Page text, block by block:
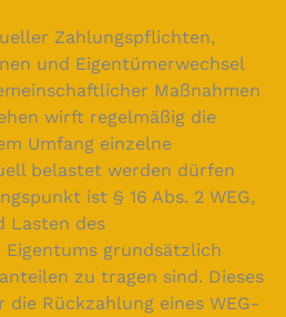
Zahlungspflichten,
und Eigentümerwechsel
Maßnahmen
wirft regelmäßig die
Umfang einzelne
belastet werden dürfen
ist § 16 Abs. 2 WEG,
Lasten des
Eigentums grundsätzlich
zu tragen sind. Dieses
Rückzahlung eines WEG-